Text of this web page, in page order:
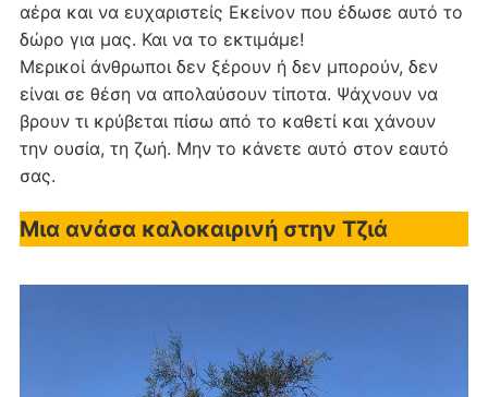
αέρα και να ευχαριστείς Εκείνον που έδωσε αυτό το
δώρο για μας. Και να το εκτιμάμε!
Μερικοί άνθρωποι δεν ξέρουν ή δεν μπορούν, δεν
είναι σε θέση να απολαύσουν τίποτα. Ψάχνουν να
βρουν τι κρύβεται πίσω από το καθετί και χάνουν
την ουσία, τη ζωή. Μην το κάνετε αυτό στον εαυτό
σας.
Μια ανάσα καλοκαιρινή στην Τζιά